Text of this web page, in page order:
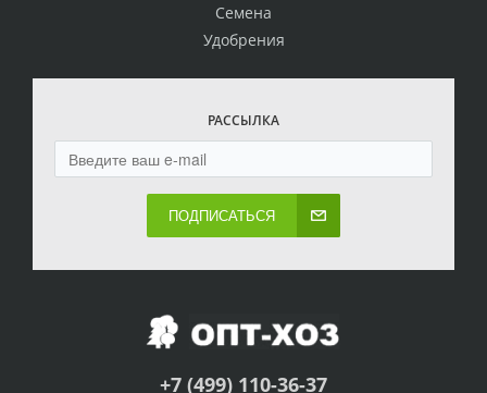
Семена
Удобрения
РАССЫЛКА
ПОДПИСАТЬСЯ
+7 (499) 110-36-37